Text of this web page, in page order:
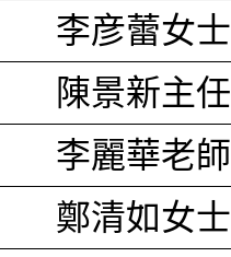
李彦蕾女士
陳景新主任
李麗華老師
鄭清如女士